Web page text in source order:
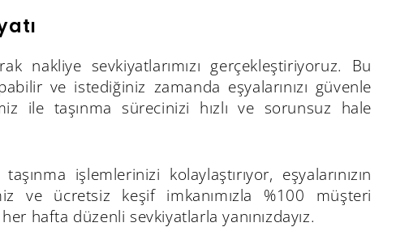
nakliye sevkiyatlarımızı gerçekleştiriyoruz. Bu
ve istediğiniz zamanda eşyalarınızı güvenle
ile taşınma sürecinizi hızlı ve sorunsuz hale
işlemlerinizi kolaylaştırıyor, eşyalarınızın
ve ücretsiz keşif imkanımızla %100 müşteri
hafta düzenli sevkiyatlarla yanınızdayız.